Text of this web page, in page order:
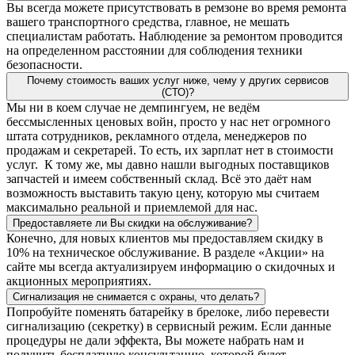
Вы всегда можете присутствовать в ремзоне во время ремонта
вашего транспортного средства, главное, не мешать
специалистам работать. Наблюдение за ремонтом проводится
на определенном расстоянии для соблюдения техники
безопасности.
Почему стоимость ваших услуг ниже, чему у других сервисов
(СТО)?
Мы ни в коем случае не демпингуем, не ведём
бессмысленных ценовых войн, просто у нас нет огромного
штата сотрудников, рекламного отдела, менеджеров по
продажам и секретарей. То есть, их зарплат нет в стоимости
услуг. К тому же, мы давно нашли выгодных поставщиков
запчастей и имеем собственный склад. Всё это даёт нам
возможность выставить такую цену, которую мы считаем
максимально реальной и приемлемой для нас.
Предоставляете ли Вы скидки на обслуживание?
Конечно, для новых клиентов мы предоставляем скидку в
10% на техническое обслуживание. В разделе «Акции» на
сайте мы всегда актуализируем информацию о скидочных и
акционных мероприятиях.
Сигнализация не снимается с охраны, что делать?
Попробуйте поменять батарейку в брелоке, либо перевести
сигнализацию (секретку) в сервисный режим. Если данные
процедуры не дали эффекта, Вы можете набрать нам и